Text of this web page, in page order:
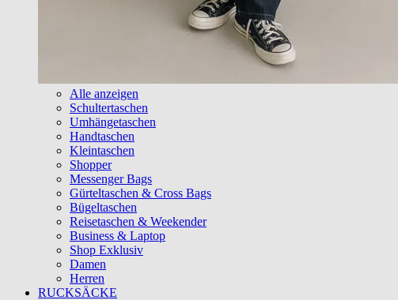
Alle anzeigen
Schultertaschen
Umhängetaschen
Handtaschen
Kleintaschen
Shopper
Messenger Bags
Gürteltaschen & Cross Bags
Bügeltaschen
Reisetaschen & Weekender
Business & Laptop
Shop Exklusiv
Damen
Herren
RUCKSÄCKE